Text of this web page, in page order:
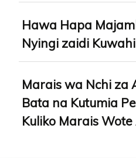
Hawa Hapa
Nyingi zaidi
Marais wa Nchi za
Bata na Kutumia
Kuliko Marais